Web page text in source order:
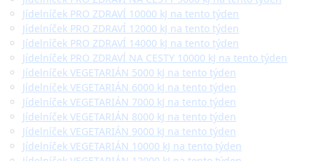
Jídelníček PRO ZDRAVÍ 10000 kJ na tento týden
Jídelníček PRO ZDRAVÍ 12000 kJ na tento týden
Jídelníček PRO ZDRAVÍ 14000 kJ na tento týden
Jídelníček PRO ZDRAVÍ NA CESTY 10000 kJ na tento týden
Jídelníček VEGETARIÁN 5000 kJ na tento týden
Jídelníček VEGETARIÁN 6000 kJ na tento týden
Jídelníček VEGETARIÁN 7000 kJ na tento týden
Jídelníček VEGETARIÁN 8000 kJ na tento týden
Jídelníček VEGETARIÁN 9000 kJ na tento týden
Jídelníček VEGETARIÁN 10000 kJ na tento týden